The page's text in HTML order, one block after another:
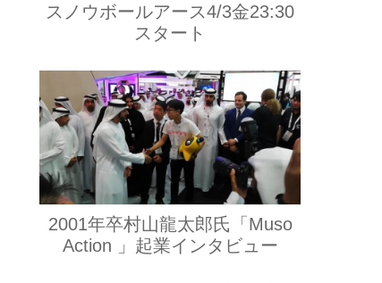
スノウボールアース4/3金23:30
スタート
2001年卒村山龍太郎氏「Muso
Action 」起業インタビュー